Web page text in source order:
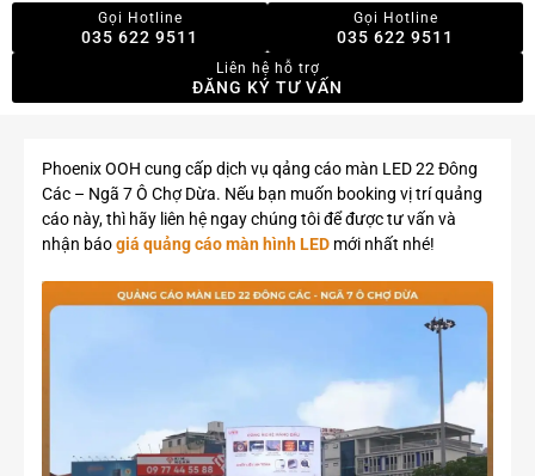
Gọi Hotline
035 622 9511
Gọi Hotline
035 622 9511
Liên hệ hỗ trợ
ĐĂNG KÝ TƯ VẤN
Phoenix OOH cung cấp dịch vụ qảng cáo màn LED 22 Đông
Các – Ngã 7 Ô Chợ Dừa. Nếu bạn muốn booking vị trí quảng
cáo này, thì hãy liên hệ ngay chúng tôi để được tư vấn và
nhận báogiá quảng cáo màn hình LED mới nhất nhé!